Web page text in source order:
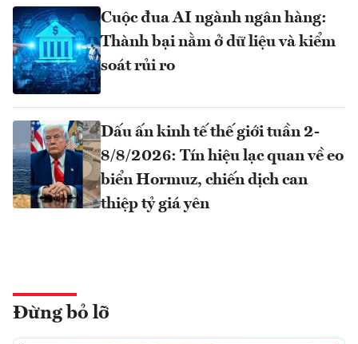
Cuộc đua AI ngành ngân hàng:
Thành bại nằm ở dữ liệu và kiểm
soát rủi ro
Dấu ấn kinh tế thế giới tuần 2-
8/8/2026: Tín hiệu lạc quan về eo
biển Hormuz, chiến dịch can
thiệp tỷ giá yên
Đừng bỏ lỡ